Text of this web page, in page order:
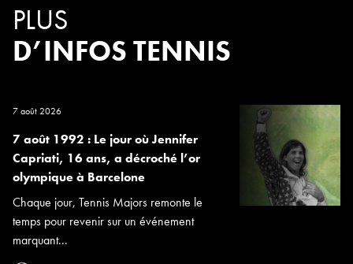
PLUS
D’INFOS TENNIS
7 août 2026
7 août 1992 : Le jour où Jennifer
Capriati, 16 ans, a décroché l’or
olympique à Barcelone
Chaque jour, Tennis Majors remonte le
temps pour revenir sur un événement
marquant...